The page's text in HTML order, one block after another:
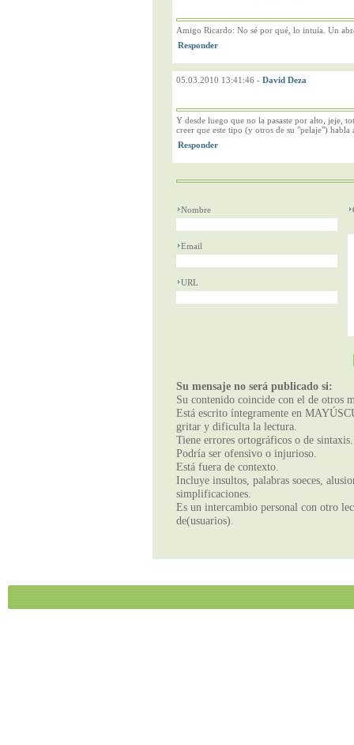
Amigo Ricardo: No sé por qué, lo intuía. Un
05.03.2010 13:41:46 - David Deza
Y desde luego que no la pasaste por alto, jeje,
creer que este tipo (y otros de su "pelaje")
Nombre
Email
URL
Su mensaje no será publicado si:
Su contenido coincide con el de otros
Está escrito íntegramente en
gritar y dificulta la lectura.
Tiene errores ortográficos o de sintaxis.
Podría ser ofensivo o injurioso.
Está fuera de contexto.
Incluye insultos, palabras soeces,
simplificaciones.
Es un intercambio personal con otro
de(usuarios).